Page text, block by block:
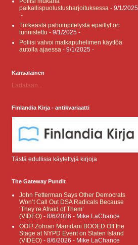
paikallispuolustusharjoituksessa - 9/1/2025
-
Törkeästä pahoinpitelystä epäillyt on
tunnistettu - 9/1/2025 -
Poliisi valvoi matkapuhelimen käyttöä
autolla ajaessa - 9/1/2025 -
Kansalainen
Ladataan...
Finlandia Kirja - antikvariaatti
Tästä edullisia käytettyjä kirjoja
The Gateway Pundit
John Fetterman Says Other Democrats
Won’t Call Out DSA Radicals Because
‘They’re Afraid of Them’
(VIDEO) - 8/6/2026 - Mike LaChance
OOF! Zohran Mamdani BOOED Off the
Stage at NYPD Event on Staten Island
(VIDEO) - 8/6/2026 - Mike LaChance